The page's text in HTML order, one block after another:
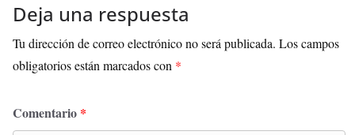
Deja una respuesta
Tu dirección de correo electrónico no será publicada. Los campos
obligatorios están marcados con *
Comentario *